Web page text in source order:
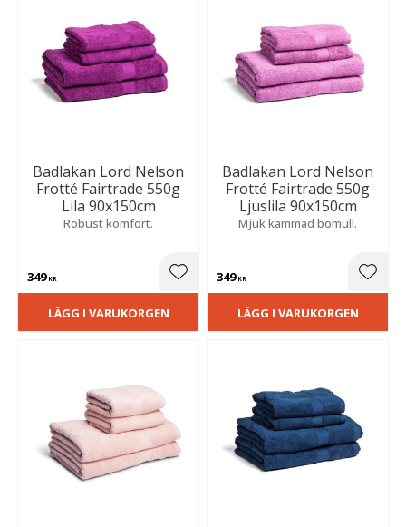
Badlakan Lord Nelson
Frotté Fairtrade 550g
Lila 90x150cm
Robust komfort.
349KR Lägg till i favoriter
LÄGG I VARUKORGEN
Badlakan Lord Nelson
Frotté Fairtrade 550g
Ljuslila 90x150cm
Mjuk kammad bomull.
349KR
LÄGG I VARUKORGEN